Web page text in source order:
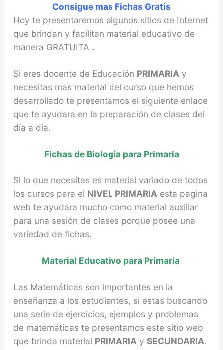
Consigue mas Fichas Gratis
Hoy te presentaremos algunos sitios de Internet
que brindan y facilitan material educativo de
manera GRATUITA .
Si eres docente de Educación PRIMARIA y
necesitas mas material del curso que hemos
desarrollado te presentamos el siguiente enlace
que te ayudara en la preparación de clases del
día a día.
Fichas de Biología para Primaria
Si lo que necesitas es material variado de todos
los cursos para el NIVEL PRIMARIA esta pagina
web te ayudara mucho como material auxiliar
para una sesión de clases porque posee una
variedad de fichas.
Material Educativo para Primaria
Las Matemáticas son importantes en la
enseñanza a los estudiantes, si estas buscando
una serie de ejercicios, ejemplos y problemas
de matemáticas te presentamos este sitio web
que brinda material PRIMARIA y SECUNDARIA.